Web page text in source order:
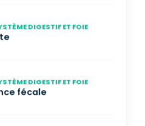
DIGESTIF ET FOIE
DIGESTIF ET FOIE
fécale